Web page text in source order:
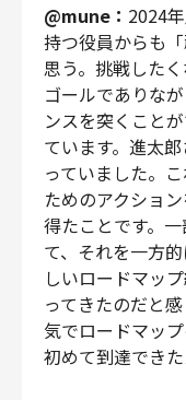
@mune： 2024
持つ役員からも
思う。挑戦した
ゴールでありな
ンスを突くこと
ています。進太
っていました。
ためのアクショ
得たことです。
て、それを一方
しいロードマッ
ってきたのだと
気でロードマッ
初めて到達でき